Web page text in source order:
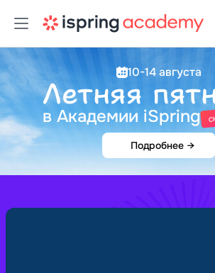
10-14 августа
Летняя
в Академии iSpring
Подробнее →